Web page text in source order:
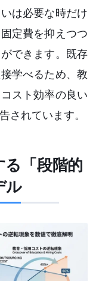
は必要な時だけ
定費を抑えつつ
できます。既存
学べるため、教
スト効率の良い
されています。
る「段階的
ル